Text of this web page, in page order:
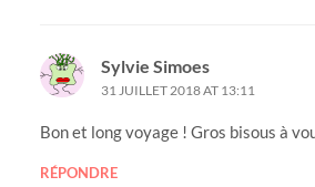
Sylvie Simoes
31 JUILLET 2018 AT 13:11
Bon et long voyage ! Gros bisous à
RÉPONDRE